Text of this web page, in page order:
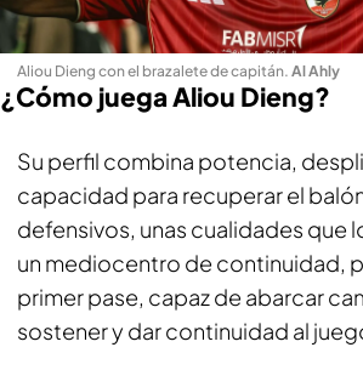
Aliou Dieng con el brazalete de capitán. Al Ahly
¿Cómo juega Aliou Dieng?
Su perfil combina potencia,
capacidad para recuperar el
defensivos, unas cualidades que
un mediocentro de continuidad,
primer pase, capaz de abarcar
sostener y dar continuidad al